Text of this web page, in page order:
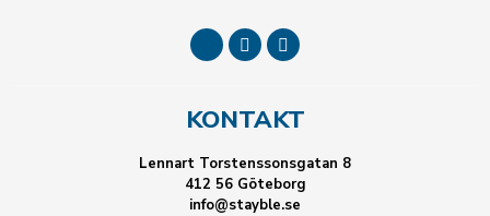
KONTAKT
Lennart Torstenssonsgatan 8
412 56 Göteborg
info@stayble.se